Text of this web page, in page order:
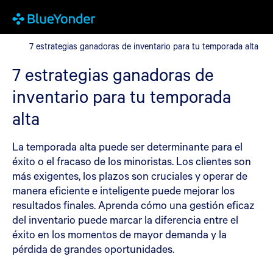
7 estrategias ganadoras de inventario para tu temporada alta
7 estrategias ganadoras de inventario para tu temporada alta
7 estrategias ganadoras de
inventario para tu temporada
alta
La temporada alta puede ser determinante para el
éxito o el fracaso de los minoristas. Los clientes son
más exigentes, los plazos son cruciales y operar de
manera eficiente e inteligente puede mejorar los
resultados finales. Aprenda cómo una gestión eficaz
del inventario puede marcar la diferencia entre el
éxito en los momentos de mayor demanda y la
pérdida de grandes oportunidades.